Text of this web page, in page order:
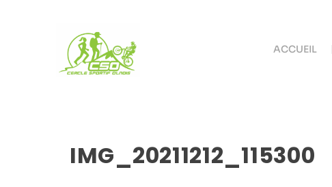
ACCUEIL
IMG_20211212_115300